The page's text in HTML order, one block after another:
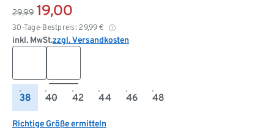
29,99 19,00
30-Tage-Bestpreis: 29,99 €
inkl. MwSt.zzgl. Versandkosten
38 40 42 44 46 48
Richtige Größe ermitteln